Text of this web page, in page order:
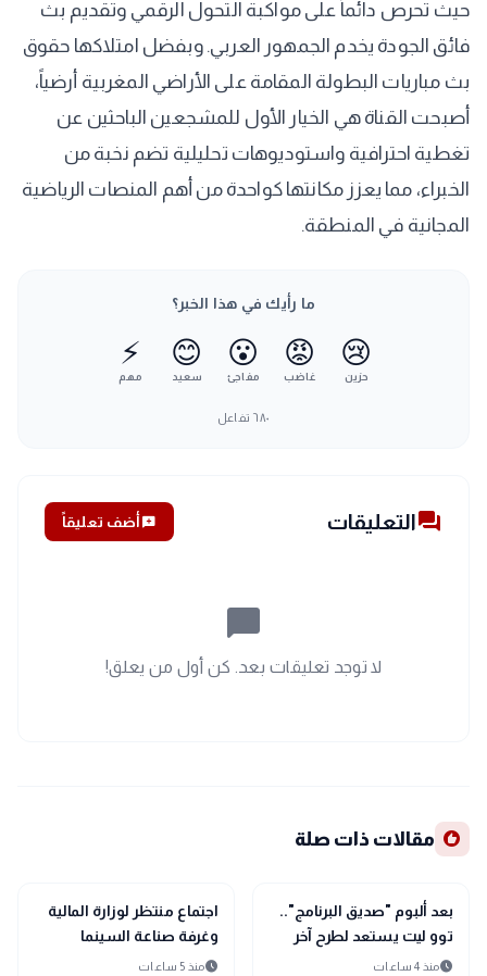
حيث تحرص دائماً على مواكبة التحول الرقمي وتقديم بث
فائق الجودة يخدم الجمهور العربي. وبفضل امتلاكها حقوق
بث مباريات البطولة المقامة على الأراضي المغربية أرضياً،
أصبحت القناة هي الخيار الأول للمشجعين الباحثين عن
تغطية احترافية واستوديوهات تحليلية تضم نخبة من
الخبراء، مما يعزز مكانتها كواحدة من أهم المنصات الرياضية
المجانية في المنطقة.
ما رأيك في هذا الخبر؟
😢
حزين
😡
غاضب
😮
مفاجئ
😊
سعيد
⚡
مهم
٦٨٠ تفاعل
forumالتعليقات add_commentأضف تعليقاً
chat_bubble_outline
لا توجد تعليقات بعد. كن أول من يعلق!
recommend مقالات ذات صلة
interests
منوعات
بعد ألبوم "صديق البرنامج"..
توو ليت يستعد لطرح آخر
جديد في فصل الشتاء
scheduleمنذ 4 ساعات
interests
منوعات
اجتماع منتظر لوزارة المالية
وغرفة صناعة السينما
لمراقبة إيرادات الأفلام
scheduleمنذ 5 ساعات